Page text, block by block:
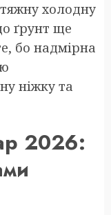
холодну
ґрунт ще
бо надмірна
ніжку та
2026: